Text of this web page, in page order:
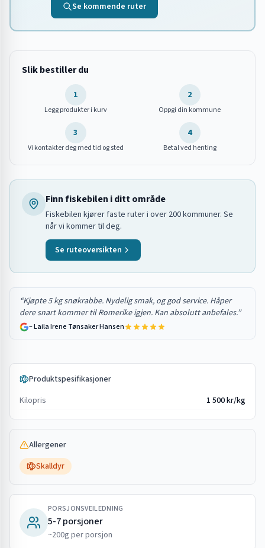
Se kommende ruter
Slik bestiller du
1
Legg produkter i kurv
2
Oppgi din kommune
3
Vi kontakter deg med tid og sted
4
Betal ved henting
Finn fiskebilen i ditt område
Fiskebilen kjører faste ruter i over 200 kommuner. Se
når vi kommer til deg.
Se ruteoversikten
“Kjøpte 5 kg snøkrabbe. Nydelig smak, og god service. Håper
dere snart kommer til Romerike igjen. Kan absolutt anbefales.”
–Laila Irene Tønsaker Hansen
Produktspesifikasjoner
Kilopris
1 500 kr/kg
Allergener
Skalldyr
PORSJONSVEILEDNING
5-7 porsjoner
~200g per porsjon